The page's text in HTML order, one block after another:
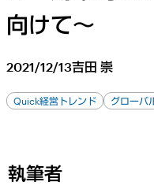
向けて～
2021/12/13吉田 崇
Quick経営トレンド グローバ
執筆者